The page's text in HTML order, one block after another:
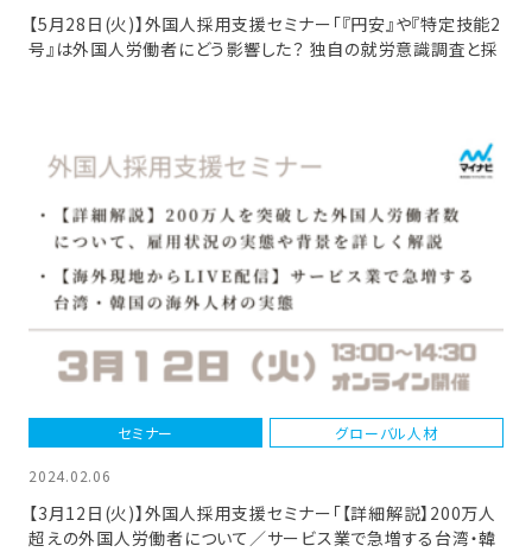
【5月28日(火)】外国人採用支援セミナー「『円安』や『特定技能2
号』は外国人労働者にどう影響した？ 独自の就労意識調査と採
セミナー グローバル人材
2024.02.06
【3月12日(火)】外国人採用支援セミナー「【詳細解説】200万人
超えの外国人労働者について／サービス業で急増する台湾・韓